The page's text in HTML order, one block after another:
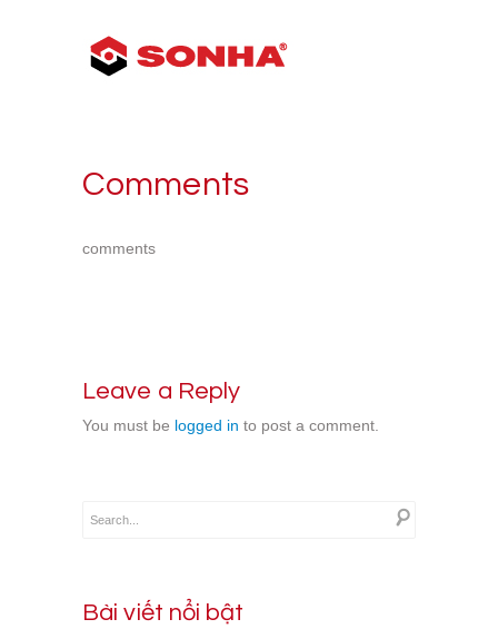
Comments
comments
Leave a Reply
You must be logged in to post a comment.
Bài viết nổi bật